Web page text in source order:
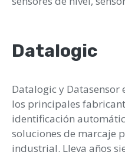
Datalogic
Datalogic y Datasensor
los principales
identificación
soluciones de marcaje
industrial. Lleva años